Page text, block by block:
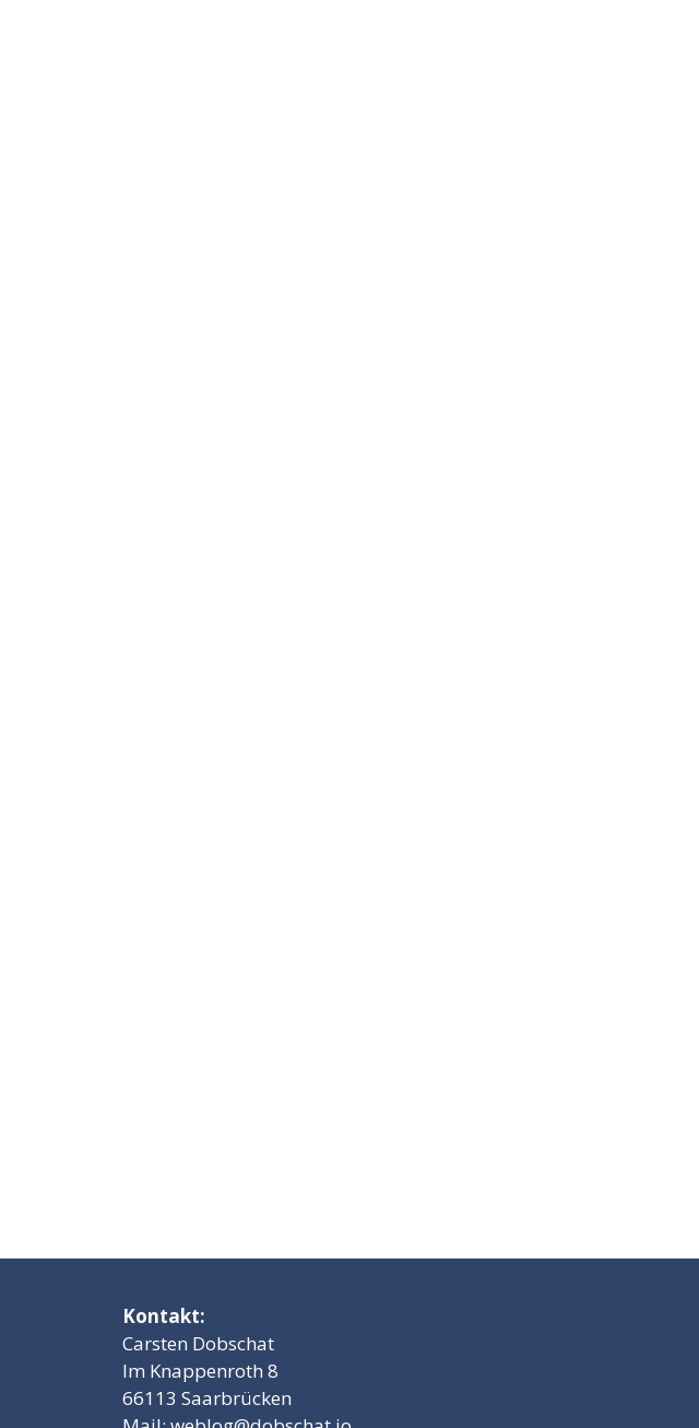
Kontakt:
Carsten Dobschat
Im Knappenroth 8
66113 Saarbrücken